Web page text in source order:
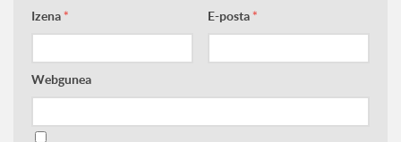
Izena* E-posta*
Webgunea